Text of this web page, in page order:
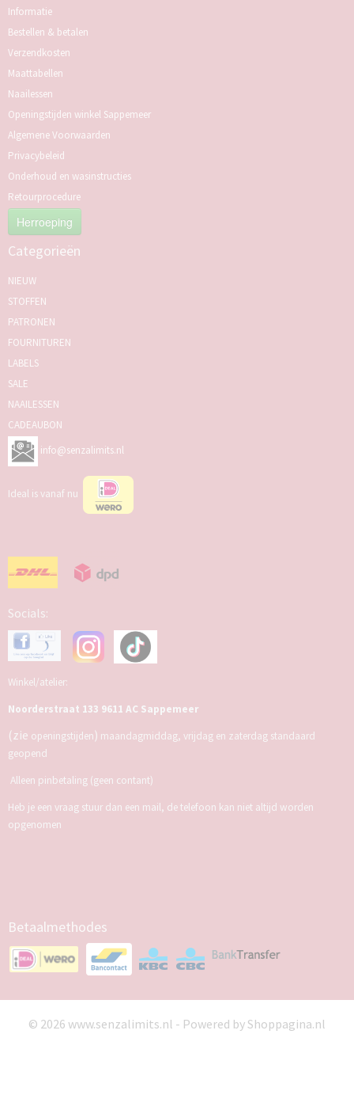
Informatie
Bestellen & betalen
Verzendkosten
Maattabellen
Naailessen
Openingstijden winkel Sappemeer
Algemene Voorwaarden
Privacybeleid
Onderhoud en wasinstructies
Retourprocedure
Herroeping
Categorieën
NIEUW
STOFFEN
PATRONEN
FOURNITUREN
LABELS
SALE
NAAILESSEN
CADEAUBON
info@senzalimits.nl
Ideal is vanaf nu
Socials:
Winkel/atelier:
Noorderstraat 133 9611 AC Sappemeer
(zie openingstijden) maandagmiddag, vrijdag en zaterdag standaard
geopend
Alleen pinbetaling (geen contant)
Heb je een vraag stuur dan een mail, de telefoon kan niet altijd worden
opgenomen
Betaalmethodes
© 2026 www.senzalimits.nl - Powered by Shoppagina.nl